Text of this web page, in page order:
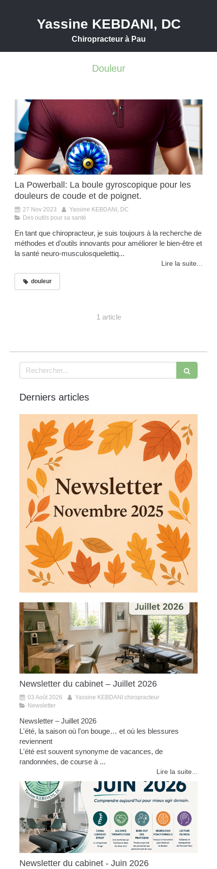
Yassine KEBDANI, DC
Chiropracteur à Pau
Douleur
La Powerball: La boule gyroscopique pour les
douleurs de coude et de poignet.
27 Nov 2023
Yassine KEBDANI, DC
Des outils pour sa santé
En tant que chiropracteur, je suis toujours à la recherche de
méthodes et d'outils innovants pour améliorer le bien-être et
la santé neuro-musculosquelettiq...
Lire la suite...
douleur
1 article
Rechercher
Derniers articles
Newsletter du cabinet – Juillet 2026
03 Août 2026
Yassine KEBDANI chiropracteur
Newsletter
Newsletter – Juillet 2026
L'été, la saison où l'on bouge… et où les blessures
reviennent
L'été est souvent synonyme de vacances, de
randonnées, de course à ...
Lire la suite...
Newsletter du cabinet - Juin 2026